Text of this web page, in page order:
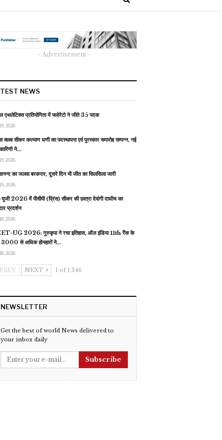
- Advertisement -
NEWS
एथलेटिक्स प्रतियोगिता में फ्लोरेटो ने जीते 35 पदक
2026
क्लब सीकर कल्याण धणी का पदस्थापना एवं पुरस्कार समारोह सम्पन्न, नई
ने…
2026
का जलवा बरकरार, दूसरे दिन भी जीत का सिलसिला जारी
2026
2026 में पीसीपी (प्रिंस) सीकर की छात्रा देवांगी दाधीच का
प्रदर्शन
2026
UG 2026: गुरुकृपा ने रचा इतिहास, ऑल इंडिया 11th रैंक के
3000 से अधिक होनहारों ने…
2026
PREV NEXT 1 of 1,346
NEWSLETTER
Get the best of world News delivered to
your inbox daily
Subscribe